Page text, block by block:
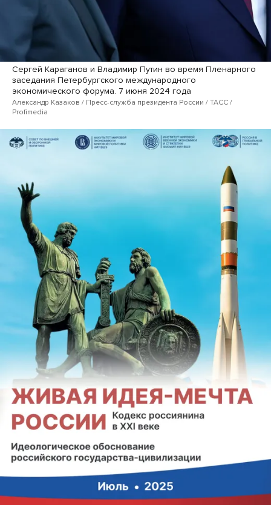
Сергей Караганов и Владимир Путин во время Пленарного
заседания Петербургского международного
экономического форума. 7 июня 2024 года
Александр Казаков / Пресс-служба президента России / ТАСС /
Profimedia